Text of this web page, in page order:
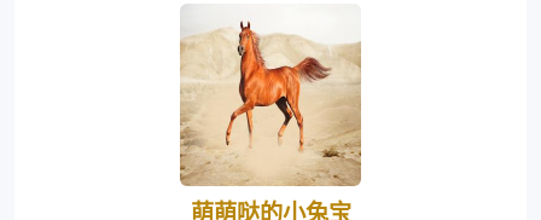
萌萌哒的小兔宝